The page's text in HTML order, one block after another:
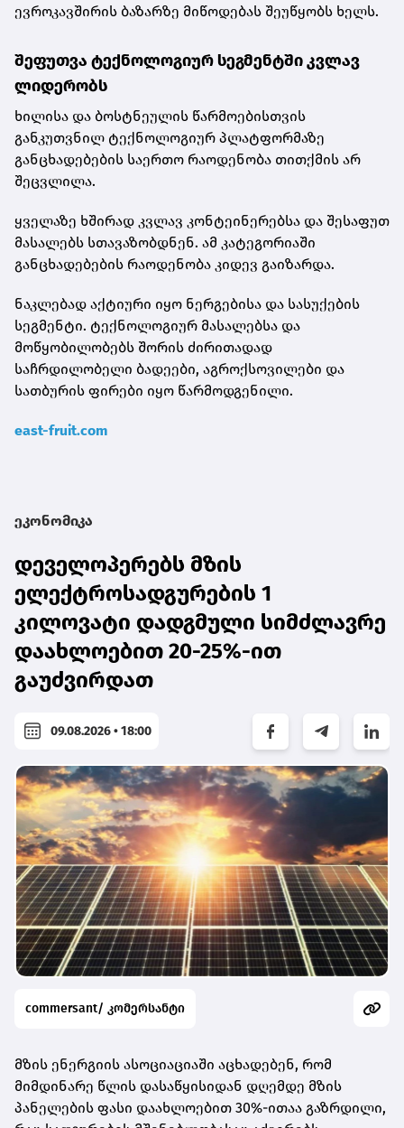
ევროკავშირის ბაზარზე მიწოდებას შეუწყობს ხელს.
შეფუთვა ტექნოლოგიურ სეგმენტში კვლავ
ლიდერობს
ხილისა და ბოსტნეულის წარმოებისთვის
განკუთვნილ ტექნოლოგიურ პლატფორმაზე
განცხადებების საერთო რაოდენობა თითქმის არ
შეცვლილა.
ყველაზე ხშირად კვლავ კონტეინერებსა და შესაფუთ
მასალებს სთავაზობდნენ. ამ კატეგორიაში
განცხადებების რაოდენობა კიდევ გაიზარდა.
ნაკლებად აქტიური იყო ნერგებისა და სასუქების
სეგმენტი. ტექნოლოგიურ მასალებსა და
მოწყობილობებს შორის ძირითადად
საჩრდილობელი ბადეები, აგროქსოვილები და
სათბურის ფირები იყო წარმოდგენილი.
east-fruit.com
ეკონომიკა
დეველოპერებს მზის
ელექტროსადგურების 1
კილოვატი დადგმული სიმძლავრე
დაახლოებით 20-25%-ით
გაუძვირდათ
09.08.2026 • 18:00
commersant/ კომერსანტი
მზის ენერგიის ასოციაციაში აცხადებენ, რომ
მიმდინარე წლის დასაწყისიდან დღემდე მზის
პანელების ფასი დაახლოებით 30%-ითაა გაზრდილი,